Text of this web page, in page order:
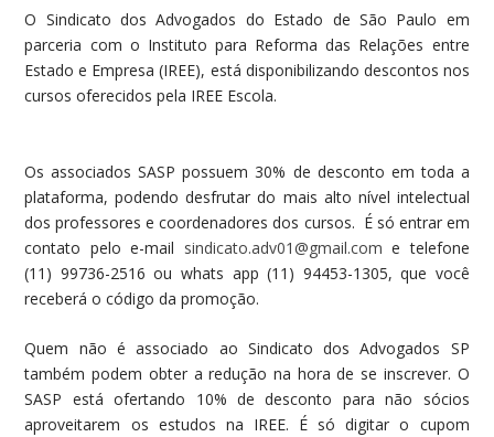
O Sindicato dos Advogados do Estado de São Paulo em
parceria com o Instituto para Reforma das Relações entre
Estado e Empresa (IREE), está disponibilizando descontos nos
cursos oferecidos pela IREE Escola.
Os associados SASP possuem 30% de desconto em toda a
plataforma, podendo desfrutar do mais alto nível intelectual
dos professores e coordenadores dos cursos. É só entrar em
contato pelo e-mail sindicato.adv01@gmail.com e telefone
(11) 99736-2516 ou whats app (11) 94453-1305, que você
receberá o código da promoção.
Quem não é associado ao Sindicato dos Advogados SP
também podem obter a redução na hora de se inscrever. O
SASP está ofertando 10% de desconto para não sócios
aproveitarem os estudos na IREE. É só digitar o cupom